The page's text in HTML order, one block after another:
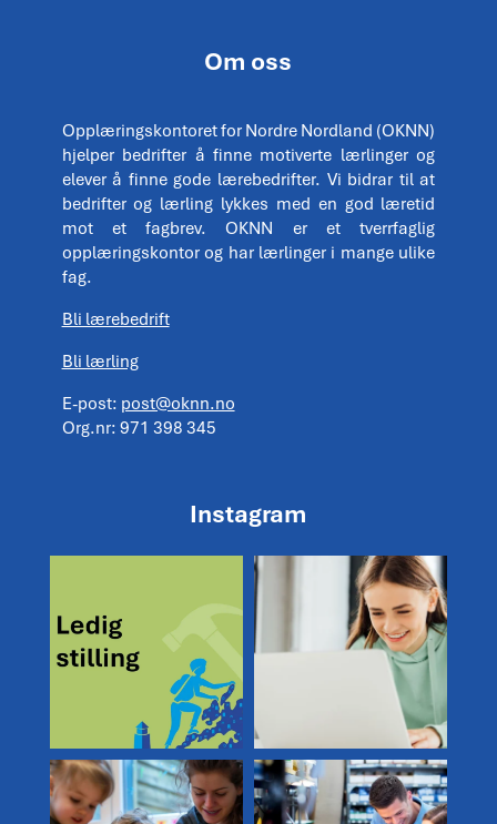
Om oss
Opplæringskontoret for Nordre Nordland (OKNN)
hjelper bedrifter å finne motiverte lærlinger og
elever å finne gode lærebedrifter. Vi bidrar til at
bedrifter og lærling lykkes med en god læretid
mot et fagbrev. OKNN er et tverrfaglig
opplæringskontor og har lærlinger i mange ulike
fag.
Bli lærebedrift
Bli lærling
E-post: post@oknn.no
Org.nr: 971 398 345
Instagram
1
Usikker på hva du skal velge på
videregående? ❤️...
0
🤔💬 Lurer du på hvordan det
egentlig er å være...
1 0
Hvordan følger du opp lærlingen
din på best mulig ...
2 0